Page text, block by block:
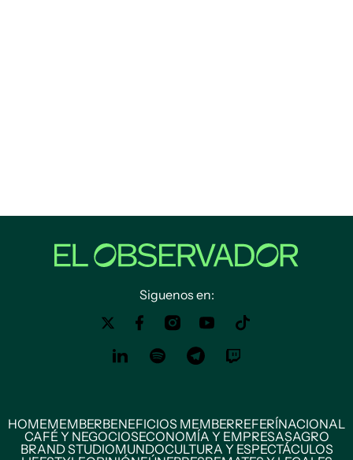
Siguenos en:
HOMEMEMBERBENEFICIOS MEMBERREFERÍNACIONAL
CAFÉ Y NEGOCIOSECONOMÍA Y EMPRESASAGRO
BRAND STUDIOMUNDOCULTURA Y ESPECTÁCULOS